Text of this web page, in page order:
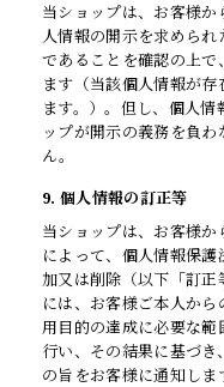
当ショップは、お客様
人情報の開示を求めら
であることを確認の上
ます（当該個人情報が
ます。）。但し、個人
ップが開示の義務を負
ん。
9. 個人情報の訂正等
当ショップは、お客様
によって、個人情報保
加又は削除（以下「訂
には、お客様ご本人か
用目的の達成に必要な
行い、その結果に基づ
の旨をお客様に通知し